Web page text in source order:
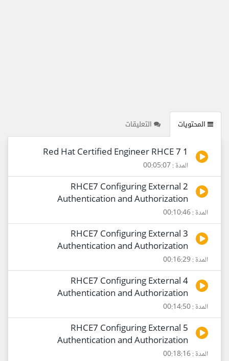
المحتويات التعليقات
1 Red Hat Certified Engineer RHCE 7
المدة : 00:05:07
2 RHCE7 Configuring External
Authentication and Authorization
المدة : 00:10:46
3 RHCE7 Configuring External
Authentication and Authorization
المدة : 00:16:29
4 RHCE7 Configuring External
Authentication and Authorization
المدة : 00:14:50
5 RHCE7 Configuring External
Authentication and Authorization
المدة : 00:18:16